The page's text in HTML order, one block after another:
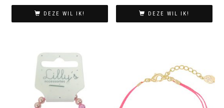
DEZE WIL IK!
was:
€ 8,95.
is:
€ 8,25.
DEZE WIL IK!